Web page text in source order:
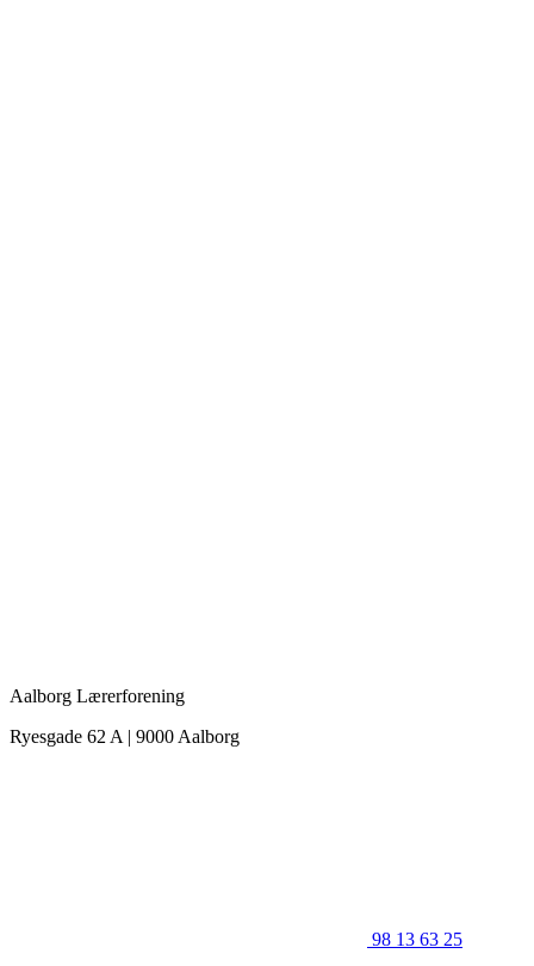
Aalborg Lærerforening
Ryesgade 62 A | 9000 Aalborg
98 13 63 25